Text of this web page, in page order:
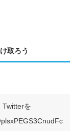
取ろう